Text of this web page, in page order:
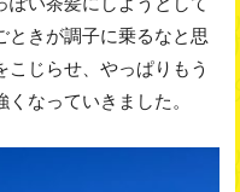
ときが調子に乗るなと思
じらせ、やっぱりもう
なっていきました。